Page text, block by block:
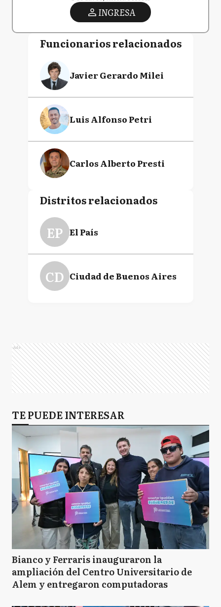
INGRESA
Funcionarios relacionados
Javier Gerardo Milei
Luis Alfonso Petri
Carlos Alberto Presti
Distritos relacionados
EP El País
CD Ciudad de Buenos Aires
Ads
TE PUEDE INTERESAR
Bianco y Ferraris inauguraron la
ampliación del Centro Universitario de
Alem y entregaron computadoras